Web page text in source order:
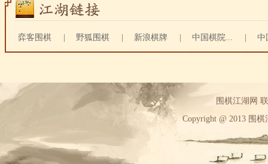
弈客围棋 野狐围棋 新浪棋牌 中国棋院... 中
围棋江湖网
Copyright @ 2013 围